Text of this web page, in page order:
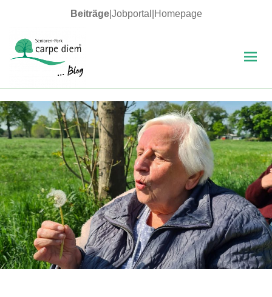
Beiträge| Jobportal Homepage
carpe diem Blog